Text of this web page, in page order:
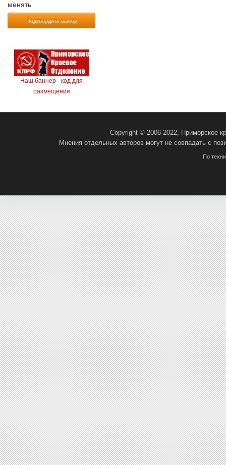
менять
Подтвердить выбор
Наш баннер - код для
размещения
Copyright © 2006-2022, Приморское
Мнения отдельных авторов могут не совпадать с
По